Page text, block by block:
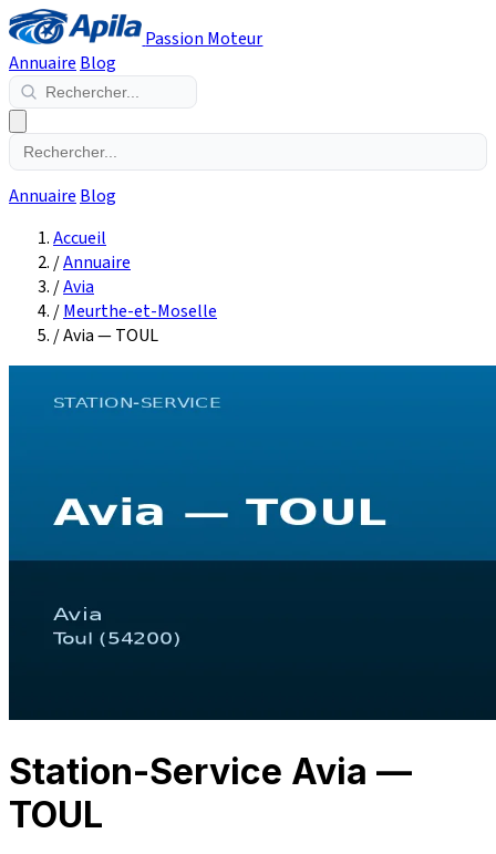
Passion Moteur
Annuaire Blog
Annuaire Blog
Accueil
/Annuaire
/Avia
/Meurthe-et-Moselle
/Avia — TOUL
Station-Service Avia —
TOUL